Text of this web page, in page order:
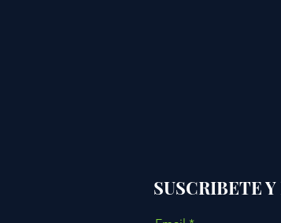
SUSCRIBETE